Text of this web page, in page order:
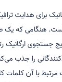
برای هدایت
هنگامی که یک
جستجوی ارگانیک
را جذب
مرتبط با آن کلمات